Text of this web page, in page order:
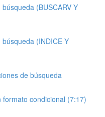
(BUSCARV Y
(INDICE Y
de búsqueda
condicional (7:17)